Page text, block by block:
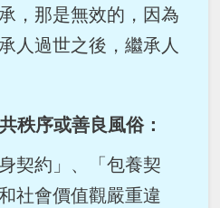
，那是無效的，因為
人過世之後，繼承人
秩序或善良風俗：
契約」、「包養契
社會價值觀嚴重違